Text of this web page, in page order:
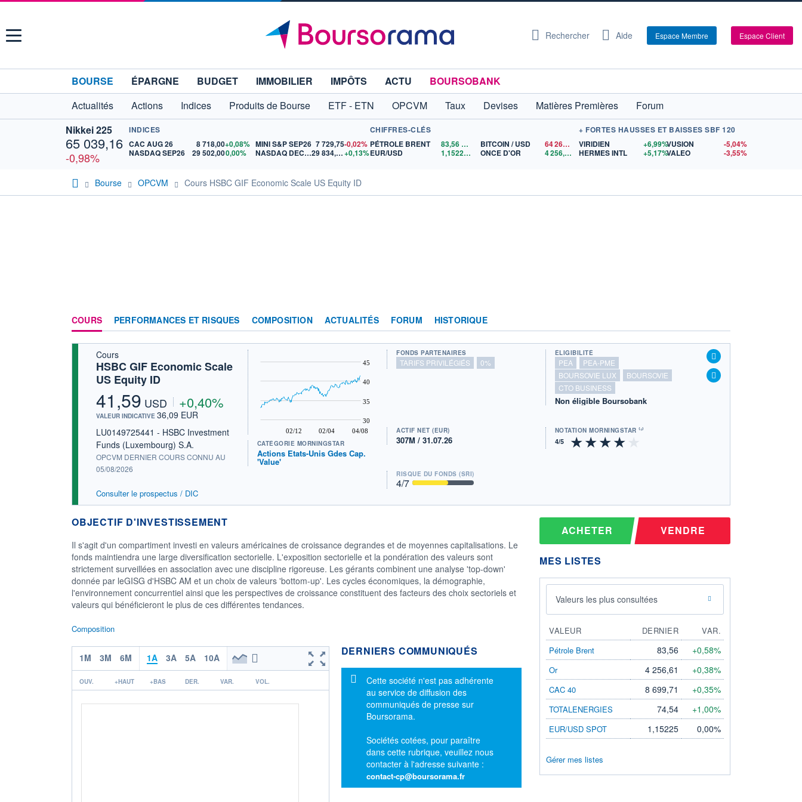
Menu Rechercher Aide Espace Membre Espace Client
BOURSE ÉPARGNE BUDGET IMMOBILIER IMPÔTS ACTU
BOURSOBANK
Actualités
Actions Indices Produits de Bourse ETF - ETN OPCVM Taux Devises Matières Premières
Forum
Nikkei 225
65 039,16
-0,98%
INDICES
CAC AUG 26
8 718,00+0,08%
NASDAQ SEP26
29 502,000,00%
MINI S&P SEP26 7 729,75-0,02%
NASDAQ DEC26
29 834,50+0,13%
CHIFFRES-CLÉS
PÉTROLE BRENT
83,56$US
EUR/USD
1,1522
$US
BITCOIN / USD 64 263,47
$US
ONCE D'OR
4 256,61 $US
+ FORTES HAUSSES ET BAISSES SBF 120
VIRIDIEN
+6,99%
HERMES INTL
+5,17%
VUSION
-5,04%
VALEO
-3,55%
Bourse OPCVM Cours HSBC GIF Economic Scale US Equity ID
COURS PERFORMANCES ET RISQUES COMPOSITION ACTUALITÉS FORUM HISTORIQUE
Cours
HSBC GIF Economic Scale
US Equity ID
41,59 USD +0,40%
VALEUR INDICATIVE 36,09 EUR
LU0149725441 - HSBC Investment
Funds (Luxembourg) S.A.
OPCVM DERNIER COURS CONNU AU
05/08/2026
Consulter le prospectus / DIC
02/12 02/04 04/08
30
35
40
45
CATÉGORIE MORNINGSTAR
Actions Etats-Unis Gdes Cap.
'Value'
FONDS PARTENAIRES
TARIFS PRIVILÉGIÉS 0%
ÉLIGIBILITÉ
PEA
PEA-PME
BOURSOVIE LUX
BOURSOVIE
CTO BUSINESS
Non éligible Boursobank
ACTIF NET (EUR)
307M / 31.07.26
NOTATION MORNINGSTAR ⁽¹⁾
RISQUE DU FONDS (SRI)
4/7
OBJECTIF D'INVESTISSEMENT
Il s'agit d'un compartiment investi en valeurs américaines de croissance degrandes et de moyennes capitalisations. Le
fonds maintiendra une large diversification sectorielle. L'exposition sectorielle et la pondération des valeurs sont
strictement surveillées en association avec une discipline rigoreuse. Les gérants combinent une analyse 'top-down'
donnée par leGISG d'HSBC AM et un choix de valeurs 'bottom-up'. Les cycles économiques, la démographie,
l'environnement concurrentiel ainsi que les perspectives de croissance constituent des facteurs des choix sectoriels et
valeurs qui bénéficieront le plus de ces différentes tendances.
Composition
1M 3M 6M 1A 3A 5A 10A
OUV. +HAUT +BAS DER. VAR. VOL.
DERNIERS COMMUNIQUÉS
Message d'information
Cette société n'est pas adhérente
au service de diffusion des
communiqués de presse sur
Boursorama.
Sociétés cotées, pour paraître
dans cette rubrique, veuillez nous
contacter à l'adresse suivante :
contact-cp@boursorama.fr
ACHETER VENDRE
MES LISTES
Valeurs les plus consultées
VALEUR DERNIER
VAR.
Pétrole Brent
83,56 +0,58%
Or 4 256,61 +0,38%
CAC 40 8 699,71 +0,35%
TOTALENERGIES 74,54 +1,00%
EUR/USD SPOT 1,15225 0,00%
Gérer mes listes